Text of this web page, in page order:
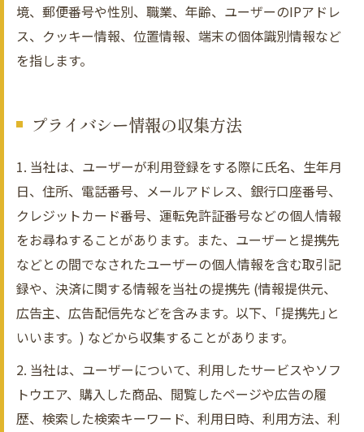
境、郵便番号や性別、職業、年齢、ユーザーのIPアドレ
ス、クッキー情報、位置情報、端末の個体識別情報など
を指します。
プライバシー情報の収集方法
1. 当社は、ユーザーが利用登録をする際に氏名、生年月
日、住所、電話番号、メールアドレス、銀行口座番号、
クレジットカード番号、運転免許証番号などの個人情報
をお尋ねすることがあります。また、ユーザーと提携先
などとの間でなされたユーザーの個人情報を含む取引記
録や、決済に関する情報を当社の提携先 (情報提供元、
広告主、広告配信先などを含みます。以下、｢提携先｣と
いいます。) などから収集することがあります。
2. 当社は、ユーザーについて、利用したサービスやソフ
トウエア、購入した商品、閲覧したページや広告の履
歴、検索した検索キーワード、利用日時、利用方法、利